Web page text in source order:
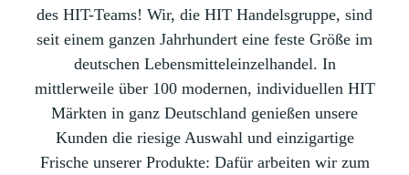
des HIT-Teams! Wir, die HIT Handelsgruppe, sind
seit einem ganzen Jahrhundert eine feste Größe im
deutschen Lebensmitteleinzelhandel. In
mittlerweile über 100 modernen, individuellen HIT
Märkten in ganz Deutschland genießen unsere
Kunden die riesige Auswahl und einzigartige
Frische unserer Produkte: Dafür arbeiten wir zum